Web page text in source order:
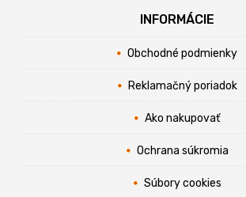
INFORMÁCIE
Obchodné podmienky
Reklamačný poriadok
Ako nakupovať
Ochrana súkromia
Súbory cookies